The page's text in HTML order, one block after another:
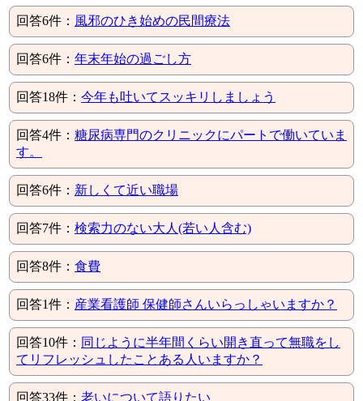
回答6件： 風邪のひき始めの民間療法
回答6件： 年末年始の過ごし方
回答18件： 今年も吐いてスッキリしましょう
回答4件： 糖尿病専門のクリニックにパートで働いていま
す。
回答6件： 新しくて近い職場
回答7件： 検索力のない大人(若い人含む)
回答8件： 食費
回答1件： 産業看護師 保健師さんいらっしゃいますか？
回答10件： 同じように半年間くらい開き直って無職をし
てリフレッシュしたことある人いますか？
回答33件： 老いについて語りたい